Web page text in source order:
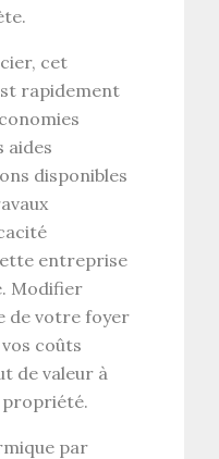
cet
rapidement
aides
disponibles
entreprise
Modifier
de votre foyer
coûts
de valeur à
par